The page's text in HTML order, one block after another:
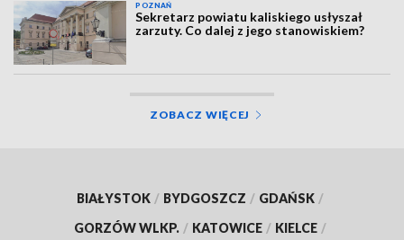
POZNAŃ
Sekretarz powiatu kaliskiego usłyszał
zarzuty. Co dalej z jego stanowiskiem?
ZOBACZ WIĘCEJ
BIAŁYSTOK / BYDGOSZCZ / GDAŃSK /
GORZÓW WLKP. / KATOWICE / KIELCE /